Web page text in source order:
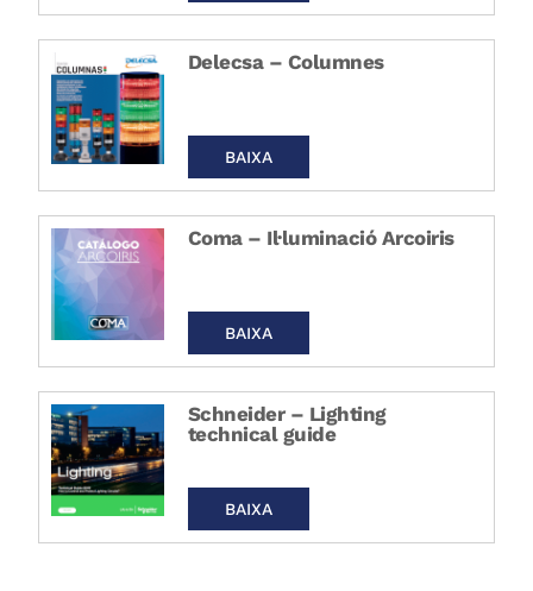
Delecsa – Columnes
BAIXA
Coma – Il·luminació Arcoiris
BAIXA
Schneider – Lighting
technical guide
BAIXA